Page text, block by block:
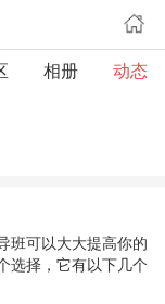
相册 动态
班可以大大提高你的
选择，它有以下几个